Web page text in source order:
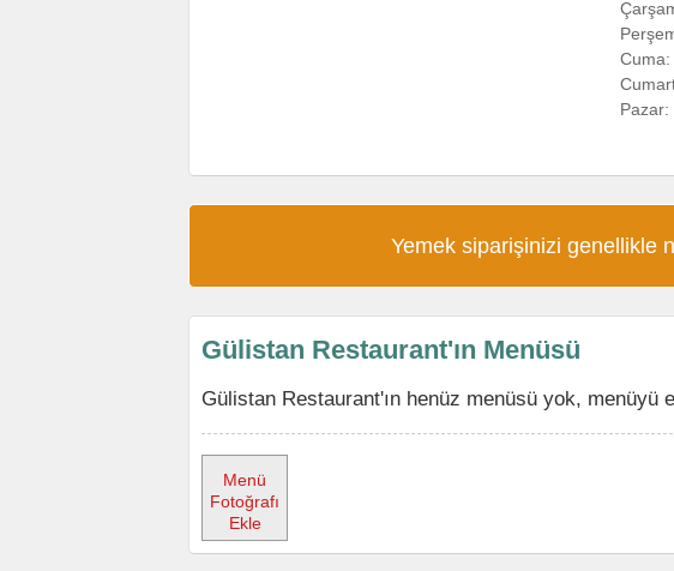
Cuma:
Pazar:
Yemek siparişinizi genellikle
Gülistan Restaurant'ın Menüsü
Gülistan Restaurant'ın henüz menüsü yok, menüyü
Menü
Fotoğrafı
Ekle